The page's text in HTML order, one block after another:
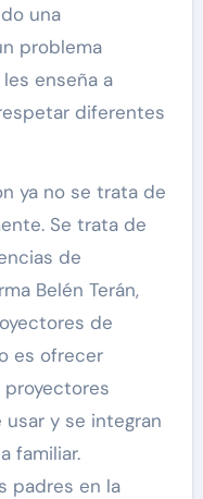
una
problema
enseña a
diferentes
ya no se trata de
Se trata de
de
Belén Terán,
de
es ofrecer
y se integran
familiar.
padres en la